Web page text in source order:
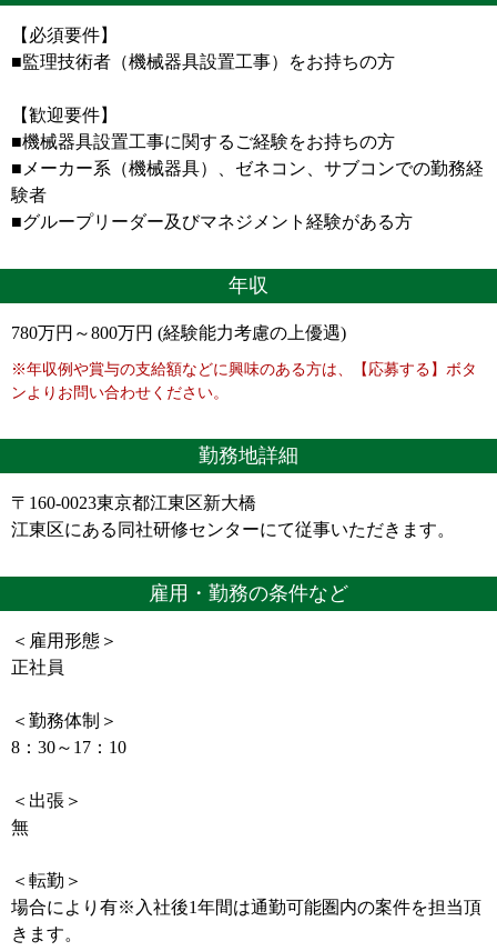
【必須要件】
■監理技術者（機械器具設置工事）をお持ちの方
【歓迎要件】
■機械器具設置工事に関するご経験をお持ちの方
■メーカー系（機械器具）、ゼネコン、サブコンでの勤務経
験者
■グループリーダー及びマネジメント経験がある方
年収
780万円～800万円 (経験能力考慮の上優遇)
※年収例や賞与の支給額などに興味のある方は、【応募する】ボタ
ンよりお問い合わせください。
勤務地詳細
〒160-0023東京都江東区新大橋
江東区にある同社研修センターにて従事いただきます。
雇用・勤務の条件など
＜雇用形態＞
正社員
＜勤務体制＞
8：30～17：10
＜出張＞
無
＜転勤＞
場合により有※入社後1年間は通勤可能圏内の案件を担当頂
きます。